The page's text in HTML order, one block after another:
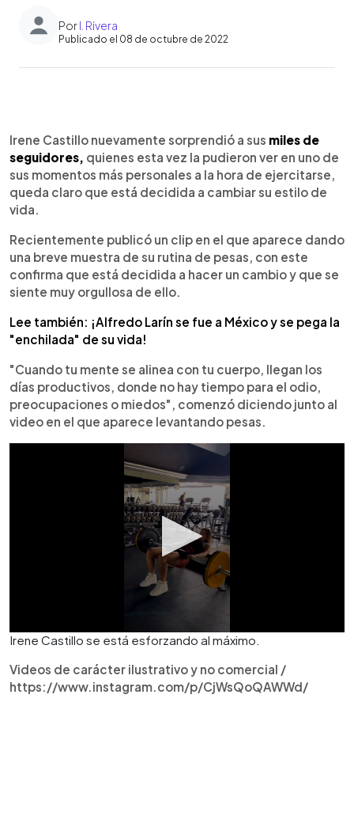
PorI. Rivera
Publicado el 08 de octubre de 2022
► Escuchar artículo
Irene Castillo nuevamente sorprendió a sus miles de
seguidores, quienes esta vez la pudieron ver en uno de
sus momentos más personales a la hora de ejercitarse,
queda claro que está decidida a cambiar su estilo de
vida.
Recientemente publicó un clip en el que aparece dando
una breve muestra de su rutina de pesas, con este
confirma que está decidida a hacer un cambio y que se
siente muy orgullosa de ello.
Lee también: ¡Alfredo Larín se fue a México y se pega la
"enchilada" de su vida!
"Cuando tu mente se alinea con tu cuerpo, llegan los
días productivos, donde no hay tiempo para el odio,
preocupaciones o miedos", comenzó diciendo junto al
video en el que aparece levantando pesas.
Irene Castillo se está esforzando al máximo.
Videos de carácter ilustrativo y no comercial /
https://www.instagram.com/p/CjWsQoQAWWd/